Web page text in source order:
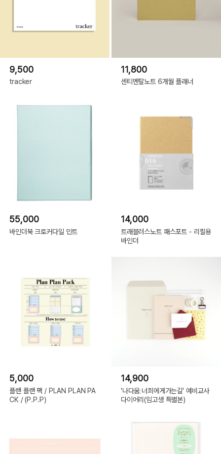
9,500
tracker
11,800
센티멘탈노트 6개월 플래너
55,000
바인더북 크로커다일 민트
14,000
트래블러스노트 패스포트 - 리필용
바인더
5,000
플랜 플랜 팩 / PLAN PLAN PA
CK / (P.P.P)
14,900
'나다움ː너희에게가는길' 예비교사
다이어리(임고생 특별본)